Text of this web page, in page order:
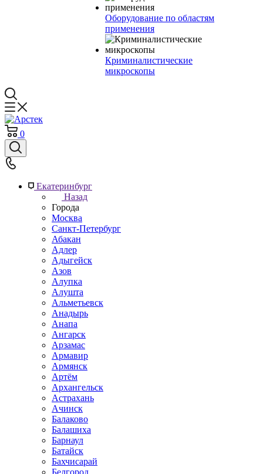
Оборудование по областям
применения
Криминалистические
микроскопы
0
Екатеринбург
Назад
Города
Москва
Санкт-Петербург
Абакан
Адлер
Адыгейск
Азов
Алупка
Алушта
Альметьевск
Анадырь
Анапа
Ангарск
Арзамас
Армавир
Армянск
Артём
Архангельск
Астрахань
Ачинск
Балаково
Балашиха
Барнаул
Батайск
Бахчисарай
Белгород